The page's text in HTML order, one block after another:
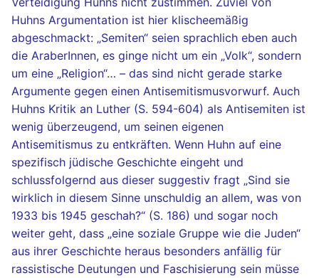
Huhns Argumentation ist hier klischeemäßig
abgeschmackt: „Semiten“ seien sprachlich eben auch
die AraberInnen, es ginge nicht um ein „Volk“, sondern
um eine „Religion“… – das sind nicht gerade starke
Argumente gegen einen Antisemitismusvorwurf. Auch
Huhns Kritik an Luther (S. 594-604) als Antisemiten ist
wenig überzeugend, um seinen eigenen
Antisemitismus zu entkräften. Wenn Huhn auf eine
spezifisch jüdische Geschichte eingeht und
schlussfolgernd aus dieser suggestiv fragt „Sind sie
wirklich in diesem Sinne unschuldig an allem, was von
1933 bis 1945 geschah?“ (S. 186) und sogar noch
weiter geht, dass „eine soziale Gruppe wie die Juden“
aus ihrer Geschichte heraus besonders anfällig für
rassistische Deutungen und Faschisierung sein müsse